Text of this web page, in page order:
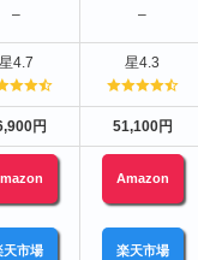
– –
星4.7 星4.3
円 51,100円
天市場
Amazon
楽天市場